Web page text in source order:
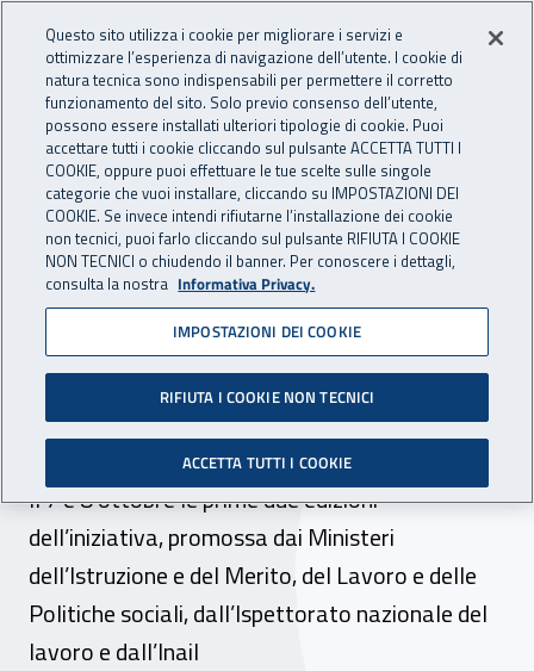
INAIL - Istituto Nazionale
Apri cerca
Navigazione principale
Navigazione - Ti trovi in:
Home Inail comunica News
03 ottobre 2024
Sicurezza a scuola, al via il
corso di formazione per i
docenti formatori
Il 7 e 8 ottobre le prime due edizioni
dell’iniziativa, promossa dai Ministeri
dell’Istruzione e del Merito, del Lavoro e delle
Politiche sociali, dall’Ispettorato nazionale del
lavoro e dall’Inail
Questo sito utilizza i cookie per migliorare i servizi e
ottimizzare l’esperienza di navigazione dell’utente. I cookie di
natura tecnica sono indispensabili per permettere il corretto
funzionamento del sito. Solo previo consenso dell’utente,
possono essere installati ulteriori tipologie di cookie. Puoi
accettare tutti i cookie cliccando sul pulsante ACCETTA TUTTI I
COOKIE, oppure puoi effettuare le tue scelte sulle singole
categorie che vuoi installare, cliccando su IMPOSTAZIONI DEI
COOKIE. Se invece intendi rifiutarne l’installazione dei cookie
non tecnici, puoi farlo cliccando sul pulsante RIFIUTA I COOKIE
NON TECNICI o chiudendo il banner. Per conoscere i dettagli,
consulta la nostra Informativa Privacy.
IMPOSTAZIONI DEI COOKIE
RIFIUTA I COOKIE NON TECNICI
ACCETTA TUTTI I COOKIE